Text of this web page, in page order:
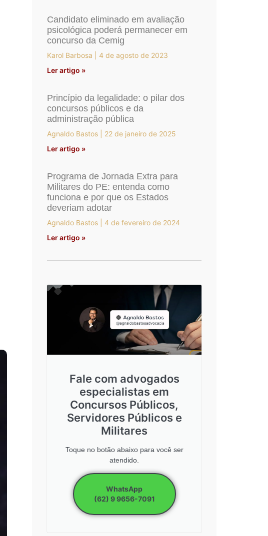
Candidato eliminado em avaliação
psicológica poderá permanecer em
concurso da Cemig
Karol Barbosa
4 de agosto de 2023
Ler artigo »
Princípio da legalidade: o pilar dos
concursos públicos e da
administração pública
Agnaldo Bastos
22 de janeiro de 2025
Ler artigo »
Programa de Jornada Extra para
Militares do PE: entenda como
funciona e por que os Estados
deveriam adotar
Agnaldo Bastos
4 de fevereiro de 2024
Ler artigo »
Fale com advogados
especialistas em
Concursos Públicos,
Servidores Públicos e
Militares
Toque no botão abaixo para você ser
atendido.
WhatsApp
(62) 9 9656-7091